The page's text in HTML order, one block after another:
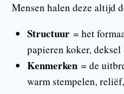
Mensen halen deze altijd
Structuur= het
papieren koker,
Kenmerken= de
warm stempelen,